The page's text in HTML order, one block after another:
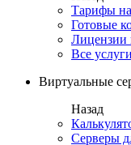
Тарифы
Готовые
Все услуги
Виртуальные
Назад
Серверы